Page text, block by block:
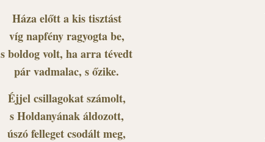
Háza előtt a kis tisztást
víg napfény ragyogta be,
s boldog volt, ha arra tévedt
pár vadmalac, s őzike.
Éjjel csillagokat számolt,
s Holdanyának áldozott,
úszó felleget csodált meg,